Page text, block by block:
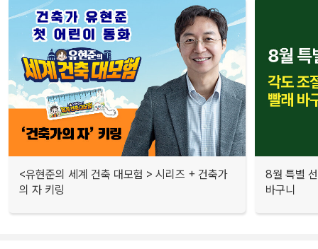
<유현준의 세계 건축 대모험 > 시리즈 + 건축가
의 자 키링
8월 특별
바구니